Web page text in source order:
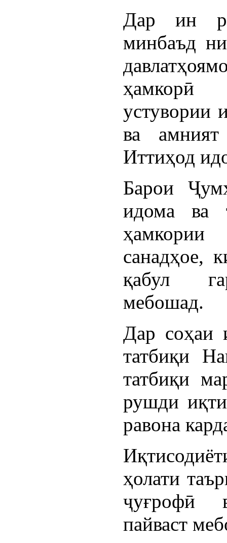
Дар ин
минбаъд
ҳамкорӣ
устувории
ва
Иттиҳод
Барои
идома ва
ҳамкории
санадҳое,
қабул
мебошад.
Дар соҳаи
татбиқи
татбиқи
рушди
равона
ҳолати
ҷуғрофӣ
пайваст